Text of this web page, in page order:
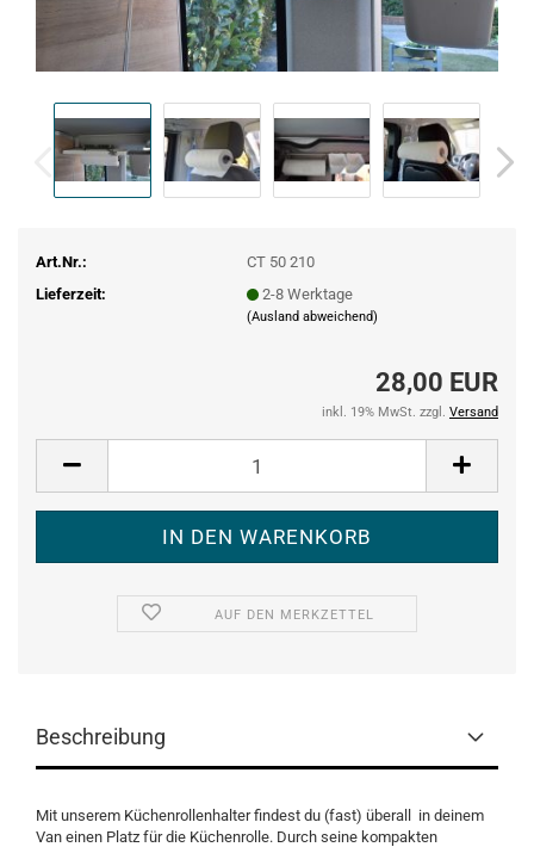
Art.Nr.:
CT 50 210
Lieferzeit:
2-8 Werktage
(Ausland abweichend)
28,00 EUR
inkl. 19% MwSt. zzgl. Versand
AUF DEN MERKZETTEL
Beschreibung
Mit unserem Küchenrollenhalter findest du (fast) überall in deinem
Van einen Platz für die Küchenrolle. Durch seine kompakten